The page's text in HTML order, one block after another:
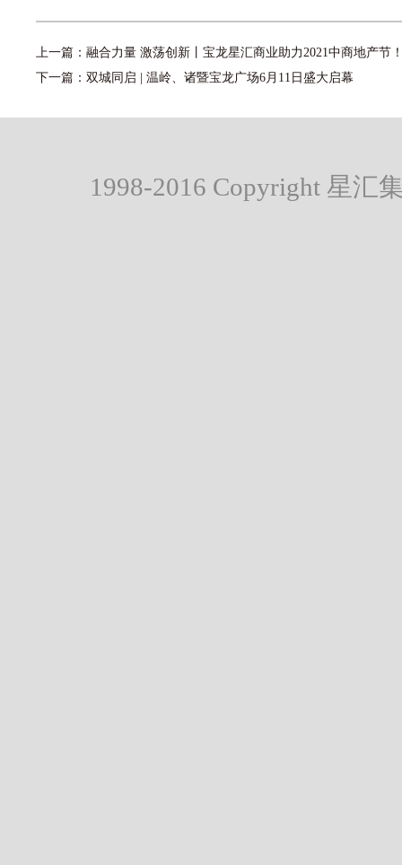
上一篇： 融合力量 激荡创新丨宝龙星汇商业助力2021中商地产节
下一篇： 双城同启 | 温岭、诸暨宝龙广场6月11日盛大启幕
1998-2016 Copyright 星汇